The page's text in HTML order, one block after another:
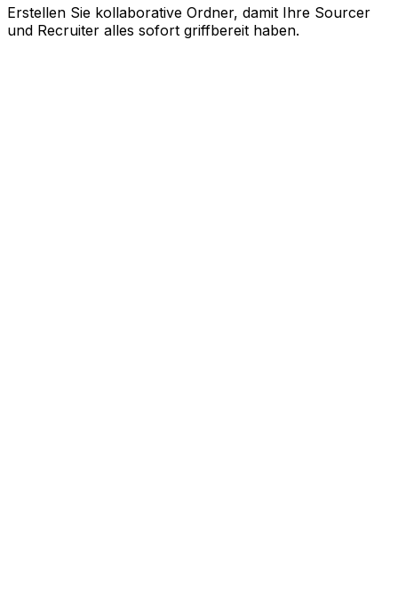
Erstellen Sie kollaborative Ordner, damit Ihre Sourcer
und Recruiter alles sofort griffbereit haben.